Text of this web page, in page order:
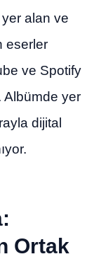
alan ve
eserler
ve Spotify
Albümde yer
dijital
Ortak